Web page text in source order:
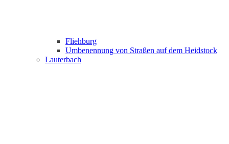
Fliehburg
Umbenennung von Straßen auf dem Heidstock
Lauterbach